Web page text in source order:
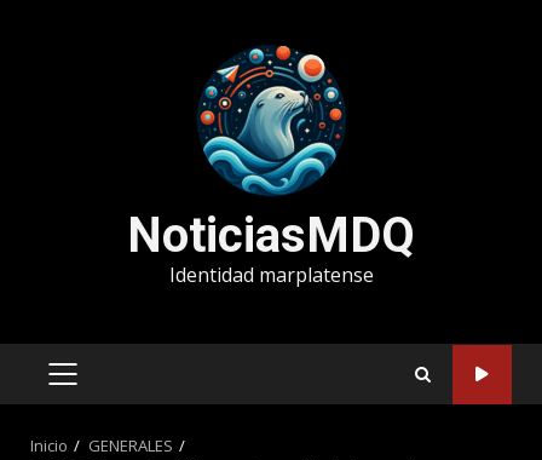
NoticiasMDQ
Identidad marplatense
MENÚ
Inicio
GENERALES